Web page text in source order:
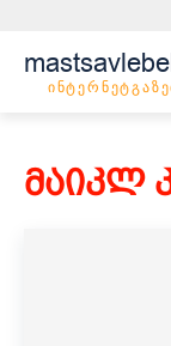
მაიკლ